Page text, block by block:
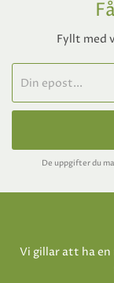
Fyllt med
De uppgifter du
Vi gillar att ha